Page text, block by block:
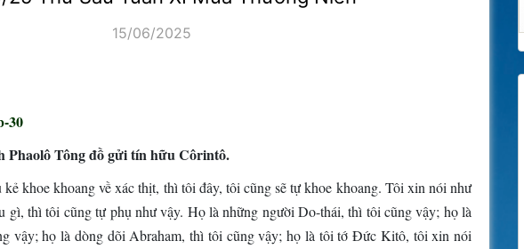
15/06/2025
30
Tông đồ gửi tín hữu Côrintô.
khoe khoang về xác thịt, thì tôi đây, tôi cũng sẽ tự khoe khoang. Tôi xin nói như
gì, thì tôi cũng tự phụ như vậy. Họ là những người Do-thái, thì tôi cũng vậy; họ là
vậy; họ là dòng dõi Abraham, thì tôi cũng vậy; họ là tôi tớ Ðức Kitô, tôi xin nói